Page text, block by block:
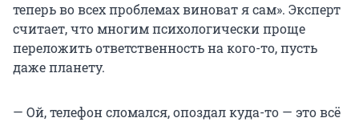
теперь во всех проблемах виноват я сам». Эксперт
считает, что многим психологически проще
переложить ответственность на кого-то, пусть
даже планету.
— Ой, телефон сломался, опоздал куда-то — это всё